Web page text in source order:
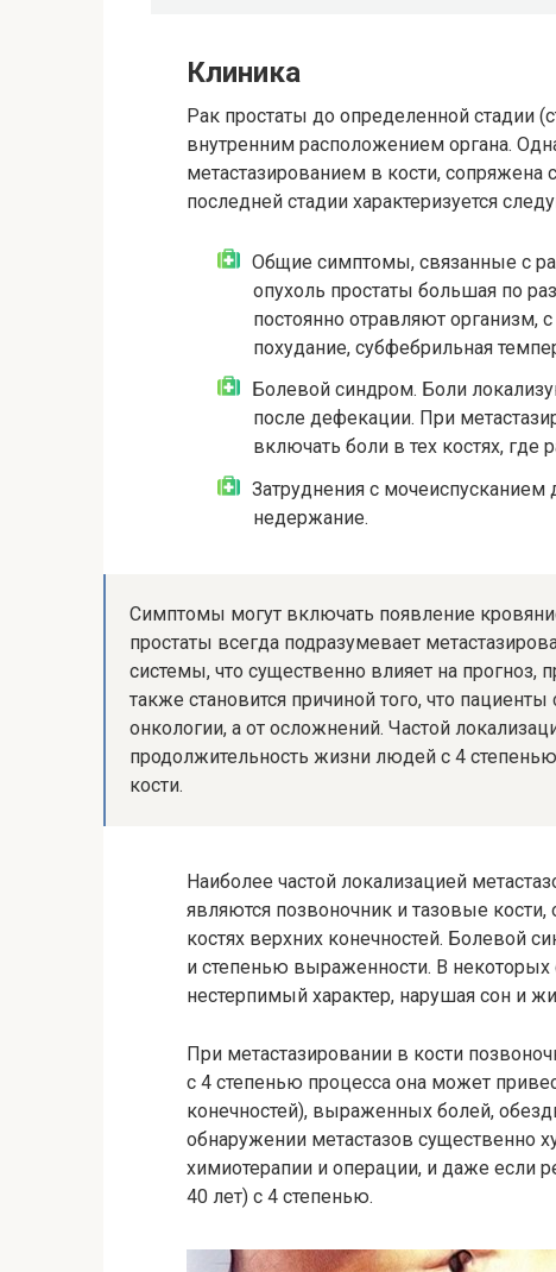
Клиника
Рак простаты до определенной стадии
внутренним расположением органа.
метастазированием в кости, сопряжена
последней стадии характеризуется
Общие симптомы, связанные с
опухоль простаты большая по
постоянно отравляют организм,
похудание, субфебрильная
Болевой синдром. Боли
после дефекации. При
включать боли в тех костях, где
Затруднения с
недержание.
Симптомы могут включать появление
простаты всегда подразумевает
системы, что существенно влияет на прогноз,
также становится причиной того, что
онкологии, а от осложнений. Частой
продолжительность жизни людей с 4
кости.
Наиболее частой локализацией
являются позвоночник и тазовые
костях верхних конечностей. Болевой
и степенью выраженности. В некоторых
нестерпимый характер, нарушая сон и
При метастазировании в кости
с 4 степенью процесса она может
конечностей), выраженных болей,
обнаружении метастазов существенно
химиотерапии и операции, и даже если
40 лет) с 4 степенью.